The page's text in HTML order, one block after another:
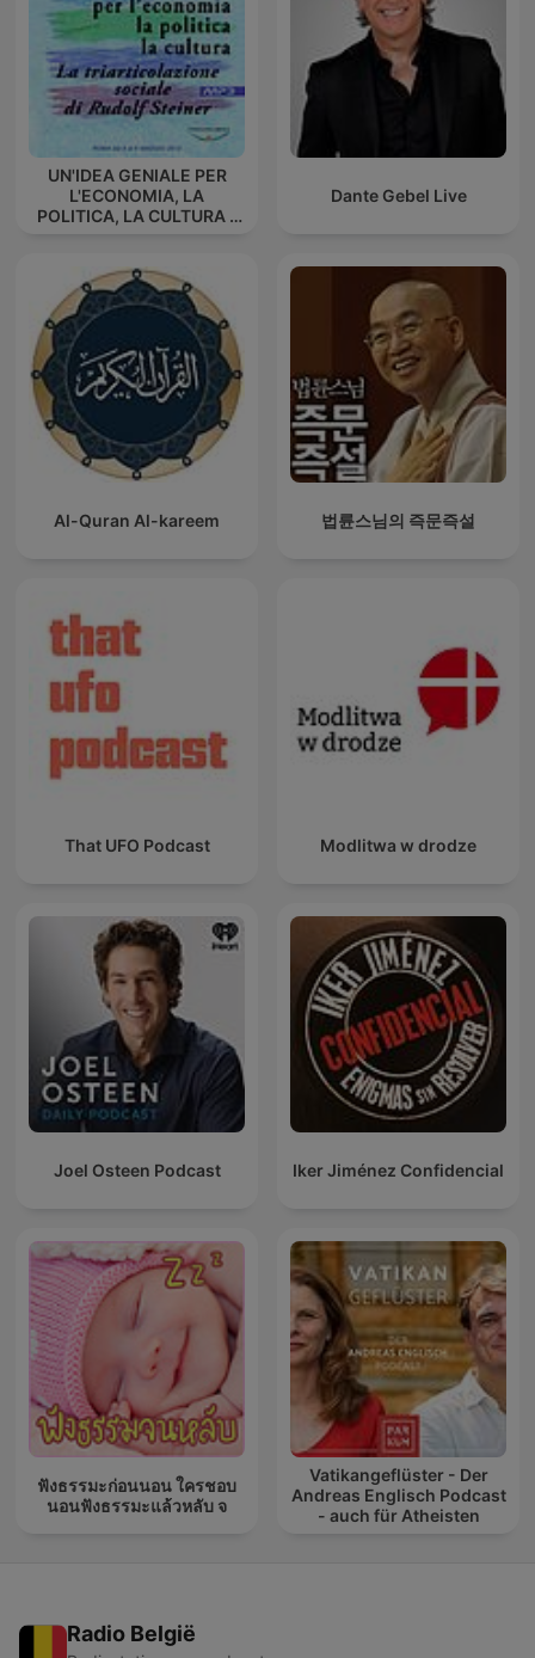
UN'IDEA GENIALE PER
L'ECONOMIA, LA
POLITICA, LA CULTURA -
Dante Gebel Live
Al-Quran Al-kareem 법륜스님의 즉문즉설
That UFO Podcast Modlitwa w drodze
Joel Osteen Podcast Iker Jiménez Confidencial
ฟังธรรมะก่อนนอน ใครชอบ
นอนฟังธรรมะแล้วหลับ จ
Vatikangeflüster - Der
Andreas Englisch Podcast
- auch für Atheisten
Radio België